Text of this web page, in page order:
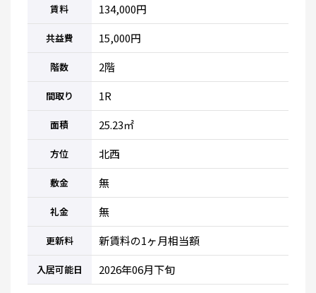
賃料 134,000円
共益費 15,000円
階数 2階
間取り 1R
面積 25.23㎡
方位 北西
敷金 無
礼金 無
更新料 新賃料の1ヶ月相当額
入居可能日 2026年06月下旬